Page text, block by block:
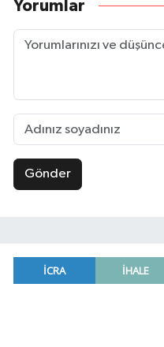
Yorumlar
Gönder